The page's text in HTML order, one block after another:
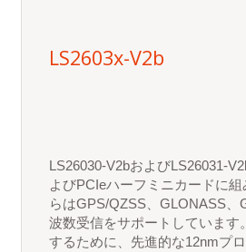
LS2603x-V2b
LS26030-V2bおよびLS26031-
よびPCIeハーフミニカードに
らはGPS/QZSS、GLONASS
波数受信をサポートしています
するために、先進的な12nmプ